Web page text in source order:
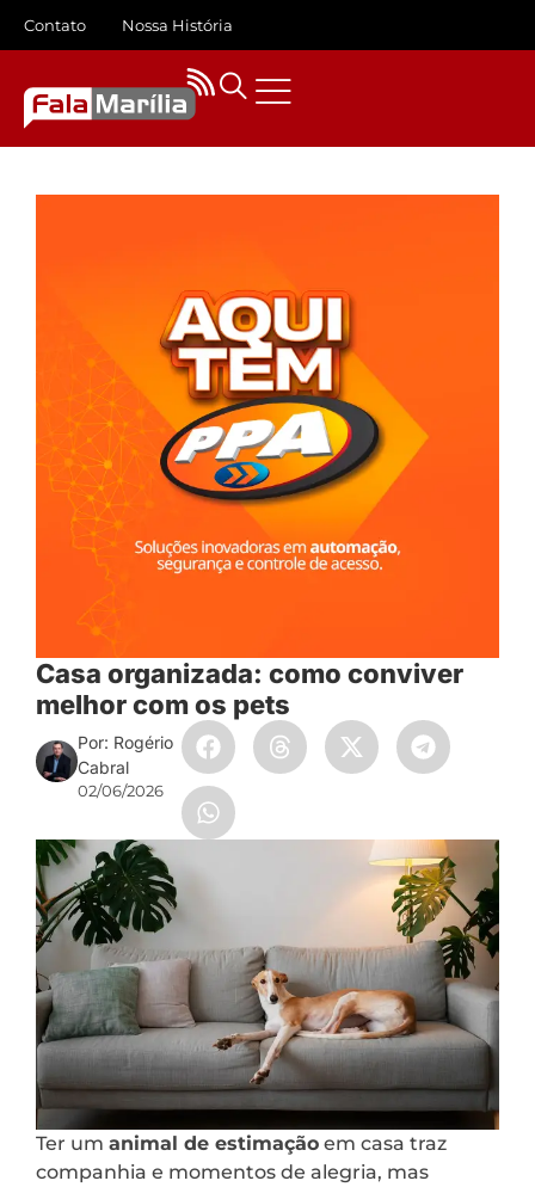
Contato Nossa História
Casa organizada: como conviver
melhor com os pets
Por: Rogério
Cabral
02/06/2026
Ter um animal de estimação em casa traz
companhia e momentos de alegria, mas